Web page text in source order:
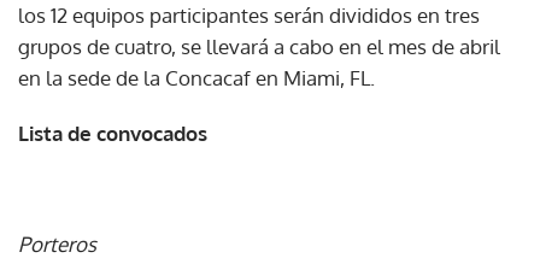
los 12 equipos participantes serán divididos en tres
grupos de cuatro, se llevará a cabo en el mes de abril
en la sede de la Concacaf en Miami, FL.
Lista de convocados
Porteros